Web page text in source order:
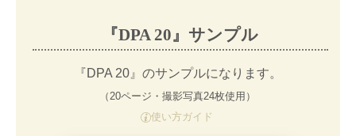
『DPA 20』サンプル
『DPA 20』のサンプルになります。
（20ページ・撮影写真24枚使用）